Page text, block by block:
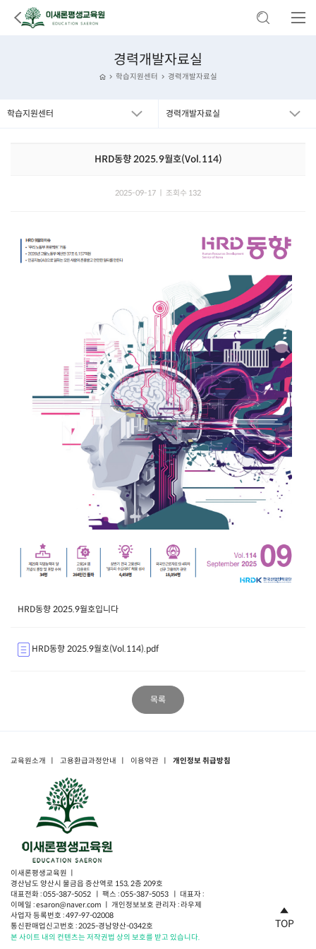
경력개발자료실
학습지원센터 경력개발자료실
학습지원센터 경력개발자료실
HRD동향 2025.9월호(Vol.114)
2025-09-17 ㅣ 조회수 132
HRD동향 2025.9월호입니다​
HRD동향 2025.9월호(Vol.114).pdf
목록
교육원소개 ㅣ 고용환급과정안내 ㅣ 이용약관 ㅣ 개인정보 취급방침
이새론평생교육원 ㅣ
경산남도 양산시 물금읍 증산역로 153, 2층 209호
대표전화 : 055-387-5052 ㅣ 팩스 : 055-387-5053 ㅣ 대표자 :
이메일 : esaron@naver.com ㅣ 개인정보보호 관리자 : 라우제
사업자 등록번호 : 497-97-02008
통신판매업신고번호 : 2025-경남양산-0342호
본 사이트 내의 컨텐츠는 저작권법 상의 보호를 받고 있습니다.
TOP